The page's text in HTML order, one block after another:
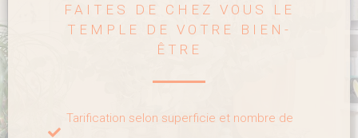
FAITES DE CHEZ VOUS LE
TEMPLE DE VOTRE BIEN-
ÊTRE
Tarification selon superficie et nombre de